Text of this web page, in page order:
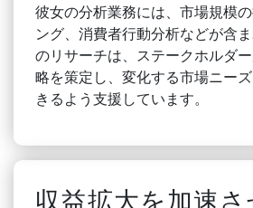
彼女の分析業務には、市場規模
ング、消費者行動分析などが含
のリサーチは、ステークホルダ
略を策定し、変化する市場ニー
きるよう支援しています。
収益拡大を加速